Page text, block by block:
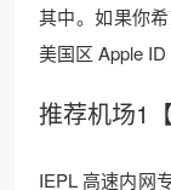
其中。如果你
美国区 Apple ID
推荐机场1
IEPL 高速内网